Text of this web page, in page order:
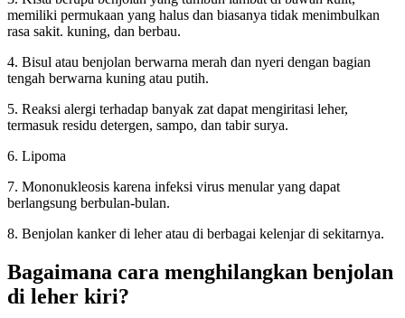
memiliki permukaan yang halus dan biasanya tidak menimbulkan
rasa sakit. kuning, dan berbau.
4. Bisul atau benjolan berwarna merah dan nyeri dengan bagian
tengah berwarna kuning atau putih.
5. Reaksi alergi terhadap banyak zat dapat mengiritasi leher,
termasuk residu detergen, sampo, dan tabir surya.
6. Lipoma
7. Mononukleosis karena infeksi virus menular yang dapat
berlangsung berbulan-bulan.
8. Benjolan kanker di leher atau di berbagai kelenjar di sekitarnya.
Bagaimana cara menghilangkan benjolan
di leher kiri?